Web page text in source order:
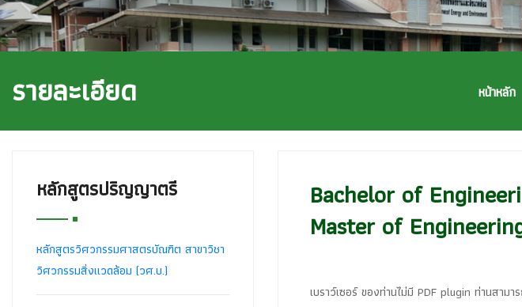
รายละเอียด หน้าหลัก
หลักสูตรปริญญาตรี
หลักสูตรวิศวกรรมศาสตรบัณฑิต สาขาวิชา
วิศวกรรมสิ่งแวดล้อม (วศ.บ.)
Bachelor of
Master of
เบราว์เซอร์ ของท่านไม่มี PDF plugin ท่านสาม